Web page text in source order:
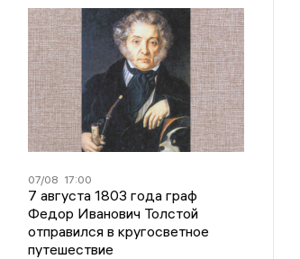
07/08 17:00
7 августа 1803 года граф
Федор Иванович Толстой
отправился в кругосветное
путешествие